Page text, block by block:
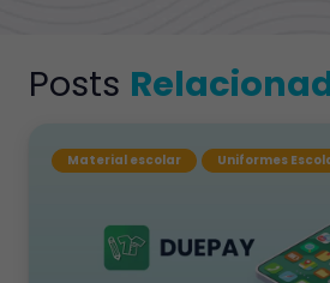
Posts
Material escolar Uniformes